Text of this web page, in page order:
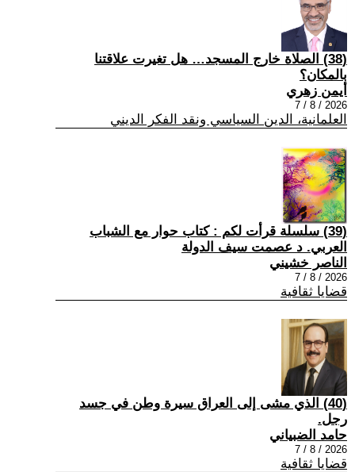
(38) الصلاة خارج المسجد… هل تغيرت علاقتنا
بالمكان؟
أيمن زهري
2026 / 8 / 7
العلمانية، الدين السياسي ونقد الفكر الديني
(39) سلسلة قرأت لكم : كتاب حوار مع الشباب
العربي. د عصمت سيف الدولة
الناصر خشيني
2026 / 8 / 7
قضايا ثقافية
(40) الذي مشى إلى العراق سيرة وطن في جسد
رجل.
حامد الضبياني
2026 / 8 / 7
قضايا ثقافية